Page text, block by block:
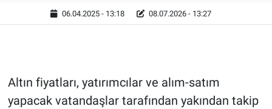
06.04.2025 - 13:18 08.07.2026 - 13:27
Altın fiyatları, yatırımcılar ve alım-satım
yapacak vatandaşlar tarafından yakından takip